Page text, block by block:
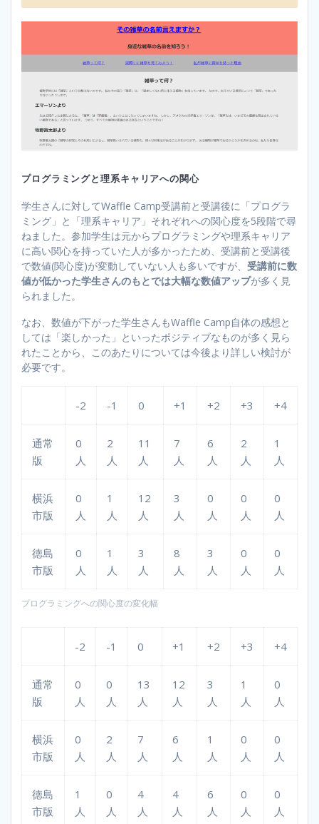
プログラミングと理系キャリアへの関心
学生さんに対してWaffle Camp受講前と受講後に「プログラ
ミング」と「理系キャリア」それぞれへの関心度を5段階で尋
ねました。参加学生は元からプログラミングや理系キャリア
に高い関心を持っていた人が多かったため、受講前と受講後
で数値(関心度)が変動していない人も多いですが、 受講前に数
値が低かった学生さんのもとでは大幅な数値アップが多く見
られました。
なお、数値が下がった学生さんもWaffle Camp自体の感想と
しては「楽しかった」といったポジティブなものが多く見ら
れたことから、このあたりについては今後より詳しい検討が
必要です。
-2 -1 0 +1 +2 +3 +4
通常
版
0
人
2
人
11
人
7
人
6
人
2
人
1
人
横浜
市版
0
人
1
人
12
人
3
人
0
人
0
人
0
人
徳島
市版
0
人
1
人
3
人
8
人
3
人
0
人
0
人
プログラミングへの関心度の変化幅
-2 -1 0 +1 +2 +3 +4
通常
版
0
人
0
人
13
人
12
人
3
人
1
人
0
人
横浜
市版
0
人
2
人
7
人
6
人
1
人
0
人
0
人
徳島
市版
1
人
0
人
4
人
4
人
6
人
0
人
0
人